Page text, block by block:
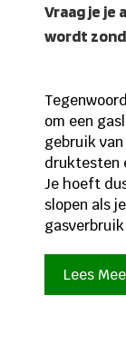
Vraag je je
wordt
om een
gebruik
druktesten
Je hoeft
slopen als
Lees